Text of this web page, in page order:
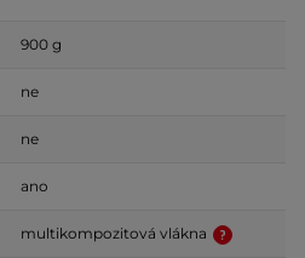
900 g
ne
ne
ano
multikompozitová vlákna